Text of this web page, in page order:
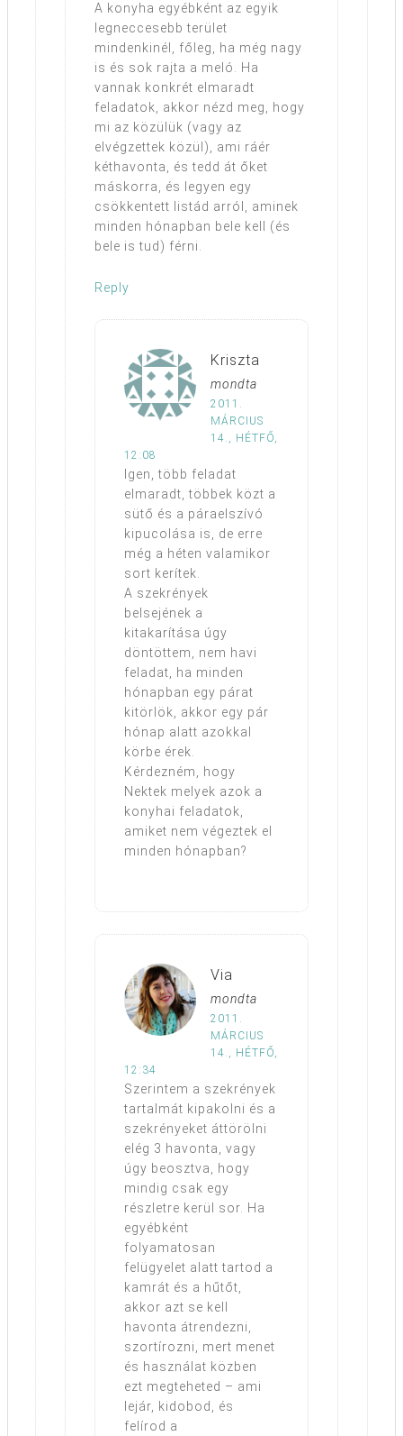
A konyha egyébként az egyik
legneccesebb terület
mindenkinél, főleg, ha még nagy
is és sok rajta a meló. Ha
vannak konkrét elmaradt
feladatok, akkor nézd meg, hogy
mi az közülük (vagy az
elvégzettek közül), ami ráér
kéthavonta, és tedd át őket
máskorra, és legyen egy
csökkentett listád arról, aminek
minden hónapban bele kell (és
bele is tud) férni.
Reply
Kriszta
mondta
2011.
MÁRCIUS
14., HÉTFŐ,
12:08
Igen, több feladat
elmaradt, többek közt a
sütő és a páraelszívó
kipucolása is, de erre
még a héten valamikor
sort kerítek.
A szekrények
belsejének a
kitakarítása úgy
döntöttem, nem havi
feladat, ha minden
hónapban egy párat
kitörlök, akkor egy pár
hónap alatt azokkal
körbe érek.
Kérdezném, hogy
Nektek melyek azok a
konyhai feladatok,
amiket nem végeztek el
minden hónapban?
Via
mondta
2011.
MÁRCIUS
14., HÉTFŐ,
12:34
Szerintem a szekrények
tartalmát kipakolni és a
szekrényeket áttörölni
elég 3 havonta, vagy
úgy beosztva, hogy
mindig csak egy
részletre kerül sor. Ha
egyébként
folyamatosan
felügyelet alatt tartod a
kamrát és a hűtőt,
akkor azt se kell
havonta átrendezni,
szortírozni, mert menet
és használat közben
ezt megteheted – ami
lejár, kidobod, és
felírod a